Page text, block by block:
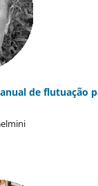
de flutuação